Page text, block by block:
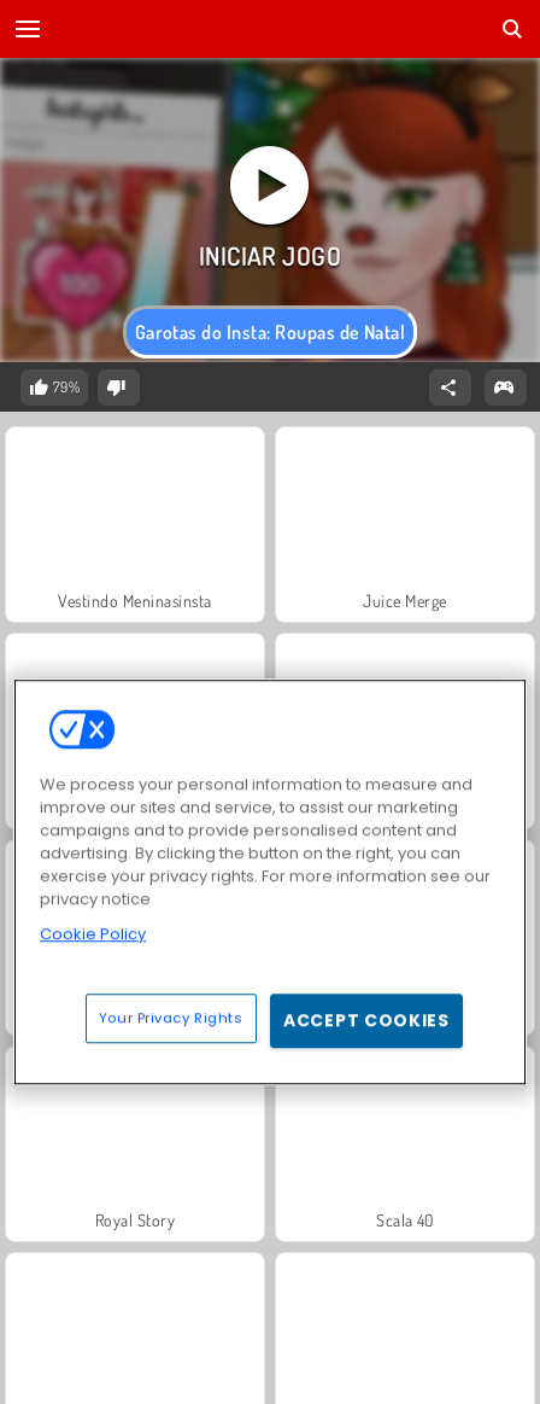
Garotas do Insta: Roupas de Natal
79%
Vestindo Meninasinsta Juice Merge
Fashion Princess - Dress Up for Girls Jewel Garden Story
Farm Merge Valley Masha and the Bear: Meadows
Royal Story Scala 40
We process your personal information to measure and
improve our sites and service, to assist our marketing
campaigns and to provide personalised content and
advertising. By clicking the button on the right, you can
exercise your privacy rights. For more information see our
privacy notice
Cookie Policy
Your Privacy Rights ACCEPT COOKIES